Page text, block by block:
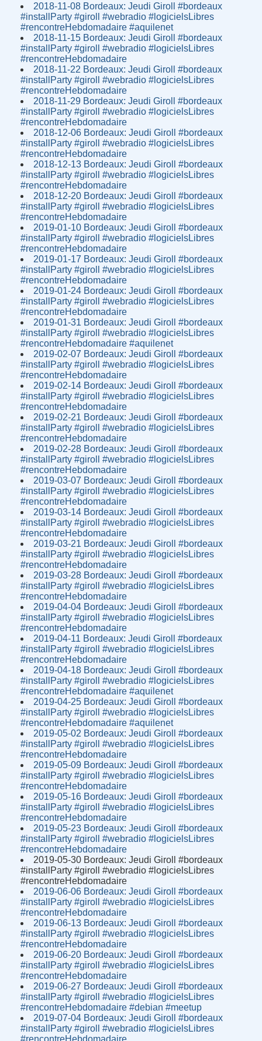
2018-11-08 Bordeaux: Jeudi Giroll #bordeaux
#installParty #giroll #webradio #logicielsLibres
#rencontreHebdomadaire #aquilenet
2018-11-15 Bordeaux: Jeudi Giroll #bordeaux
#installParty #giroll #webradio #logicielsLibres
#rencontreHebdomadaire
2018-11-22 Bordeaux: Jeudi Giroll #bordeaux
#installParty #giroll #webradio #logicielsLibres
#rencontreHebdomadaire
2018-11-29 Bordeaux: Jeudi Giroll #bordeaux
#installParty #giroll #webradio #logicielsLibres
#rencontreHebdomadaire
2018-12-06 Bordeaux: Jeudi Giroll #bordeaux
#installParty #giroll #webradio #logicielsLibres
#rencontreHebdomadaire
2018-12-13 Bordeaux: Jeudi Giroll #bordeaux
#installParty #giroll #webradio #logicielsLibres
#rencontreHebdomadaire
2018-12-20 Bordeaux: Jeudi Giroll #bordeaux
#installParty #giroll #webradio #logicielsLibres
#rencontreHebdomadaire
2019-01-10 Bordeaux: Jeudi Giroll #bordeaux
#installParty #giroll #webradio #logicielsLibres
#rencontreHebdomadaire
2019-01-17 Bordeaux: Jeudi Giroll #bordeaux
#installParty #giroll #webradio #logicielsLibres
#rencontreHebdomadaire
2019-01-24 Bordeaux: Jeudi Giroll #bordeaux
#installParty #giroll #webradio #logicielsLibres
#rencontreHebdomadaire
2019-01-31 Bordeaux: Jeudi Giroll #bordeaux
#installParty #giroll #webradio #logicielsLibres
#rencontreHebdomadaire #aquilenet
2019-02-07 Bordeaux: Jeudi Giroll #bordeaux
#installParty #giroll #webradio #logicielsLibres
#rencontreHebdomadaire
2019-02-14 Bordeaux: Jeudi Giroll #bordeaux
#installParty #giroll #webradio #logicielsLibres
#rencontreHebdomadaire
2019-02-21 Bordeaux: Jeudi Giroll #bordeaux
#installParty #giroll #webradio #logicielsLibres
#rencontreHebdomadaire
2019-02-28 Bordeaux: Jeudi Giroll #bordeaux
#installParty #giroll #webradio #logicielsLibres
#rencontreHebdomadaire
2019-03-07 Bordeaux: Jeudi Giroll #bordeaux
#installParty #giroll #webradio #logicielsLibres
#rencontreHebdomadaire
2019-03-14 Bordeaux: Jeudi Giroll #bordeaux
#installParty #giroll #webradio #logicielsLibres
#rencontreHebdomadaire
2019-03-21 Bordeaux: Jeudi Giroll #bordeaux
#installParty #giroll #webradio #logicielsLibres
#rencontreHebdomadaire
2019-03-28 Bordeaux: Jeudi Giroll #bordeaux
#installParty #giroll #webradio #logicielsLibres
#rencontreHebdomadaire
2019-04-04 Bordeaux: Jeudi Giroll #bordeaux
#installParty #giroll #webradio #logicielsLibres
#rencontreHebdomadaire
2019-04-11 Bordeaux: Jeudi Giroll #bordeaux
#installParty #giroll #webradio #logicielsLibres
#rencontreHebdomadaire
2019-04-18 Bordeaux: Jeudi Giroll #bordeaux
#installParty #giroll #webradio #logicielsLibres
#rencontreHebdomadaire #aquilenet
2019-04-25 Bordeaux: Jeudi Giroll #bordeaux
#installParty #giroll #webradio #logicielsLibres
#rencontreHebdomadaire #aquilenet
2019-05-02 Bordeaux: Jeudi Giroll #bordeaux
#installParty #giroll #webradio #logicielsLibres
#rencontreHebdomadaire
2019-05-09 Bordeaux: Jeudi Giroll #bordeaux
#installParty #giroll #webradio #logicielsLibres
#rencontreHebdomadaire
2019-05-16 Bordeaux: Jeudi Giroll #bordeaux
#installParty #giroll #webradio #logicielsLibres
#rencontreHebdomadaire
2019-05-23 Bordeaux: Jeudi Giroll #bordeaux
#installParty #giroll #webradio #logicielsLibres
#rencontreHebdomadaire
2019-05-30 Bordeaux: Jeudi Giroll #bordeaux
#installParty #giroll #webradio #logicielsLibres
#rencontreHebdomadaire
2019-06-06 Bordeaux: Jeudi Giroll #bordeaux
#installParty #giroll #webradio #logicielsLibres
#rencontreHebdomadaire
2019-06-13 Bordeaux: Jeudi Giroll #bordeaux
#installParty #giroll #webradio #logicielsLibres
#rencontreHebdomadaire
2019-06-20 Bordeaux: Jeudi Giroll #bordeaux
#installParty #giroll #webradio #logicielsLibres
#rencontreHebdomadaire
2019-06-27 Bordeaux: Jeudi Giroll #bordeaux
#installParty #giroll #webradio #logicielsLibres
#rencontreHebdomadaire #debian #meetup
2019-07-04 Bordeaux: Jeudi Giroll #bordeaux
#installParty #giroll #webradio #logicielsLibres
#rencontreHebdomadaire